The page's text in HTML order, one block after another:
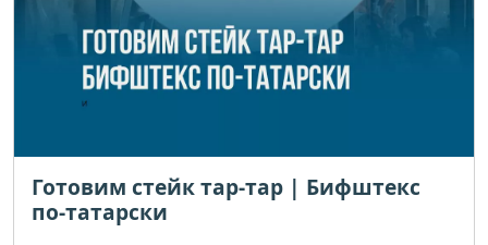
Готовим стейк тар-тар | Бифштекс
по-татарски